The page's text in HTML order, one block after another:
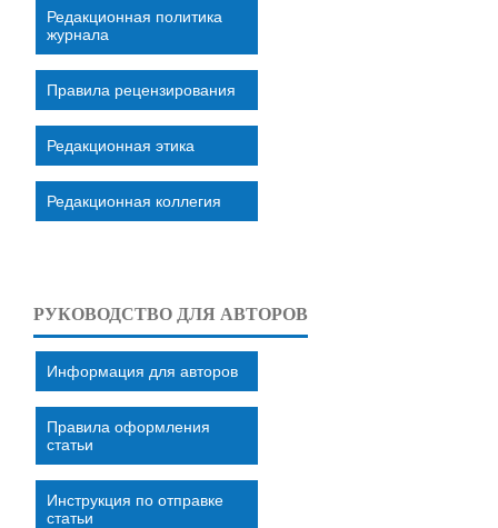
Редакционная политика
журнала
Правила рецензирования
Редакционная этика
Редакционная коллегия
РУКОВОДСТВО ДЛЯ АВТОРОВ
Информация для авторов
Правила оформления
статьи
Инструкция по отправке
статьи